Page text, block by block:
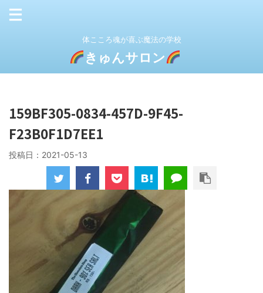
体こころ魂が喜ぶ魔法の学校
きゅんサロン
159BF305-0834-457D-9F45-
F23B0F1D7EE1
投稿日： 2021-05-13